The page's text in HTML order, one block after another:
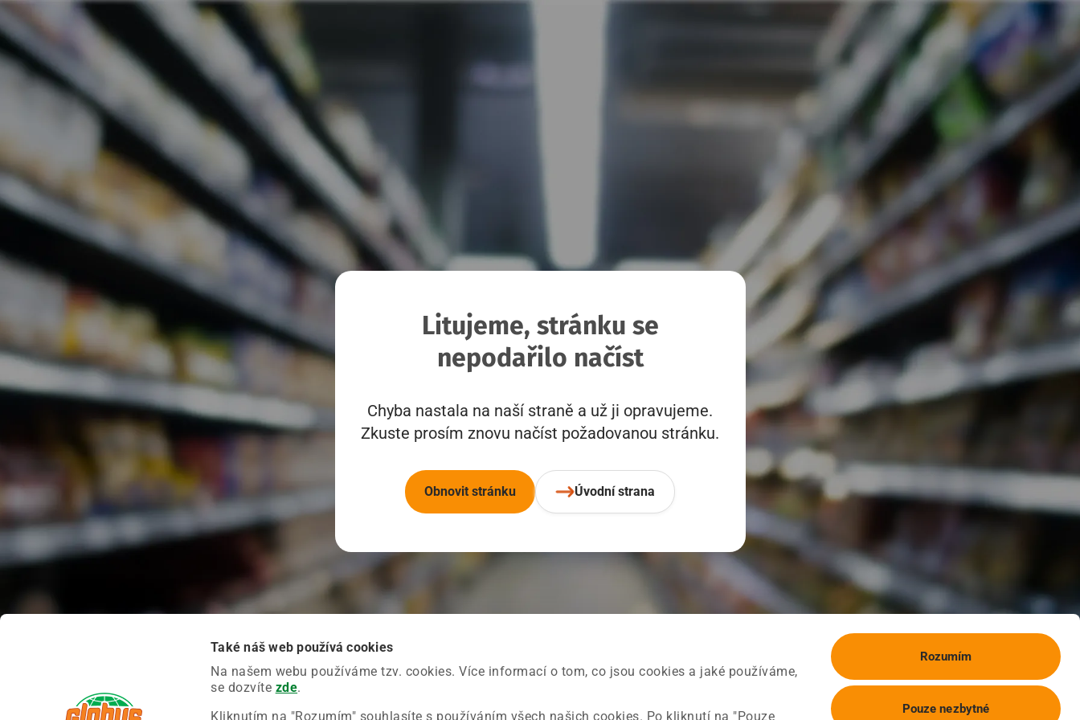
Také náš web používá cookies
Na našem webu používáme tzv. cookies. Více informací o tom, co jsou cookies a jaké používáme,
se dozvíte zde.
Kliknutím na "Rozumím" souhlasíte s používáním všech našich cookies. Po kliknutí na "Pouze
Rozumím
Pouze nezbytné
Litujeme, stránku se
nepodařilo načíst
Chyba nastala na naší straně a už ji opravujeme.
Zkuste prosím znovu načíst požadovanou stránku.
Obnovit stránku Úvodní strana